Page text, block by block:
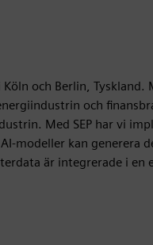
Köln och Berlin,
och
Med SEP har vi
modeller kan generera
är integrerade i